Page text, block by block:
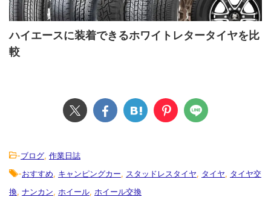
ハイエースに装着できるホワイトレタータイヤを比
較
-ブログ, 作業日誌
-おすすめ, キャンピングカー, スタッドレスタイヤ, タイヤ, タイヤ交
換, ナンカン, ホイール, ホイール交換